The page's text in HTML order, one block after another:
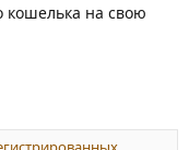
кошелька на свою